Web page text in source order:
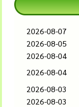
2026-08-07
2026-08-05
2026-08-04
2026-08-04
2026-08-03
2026-08-03